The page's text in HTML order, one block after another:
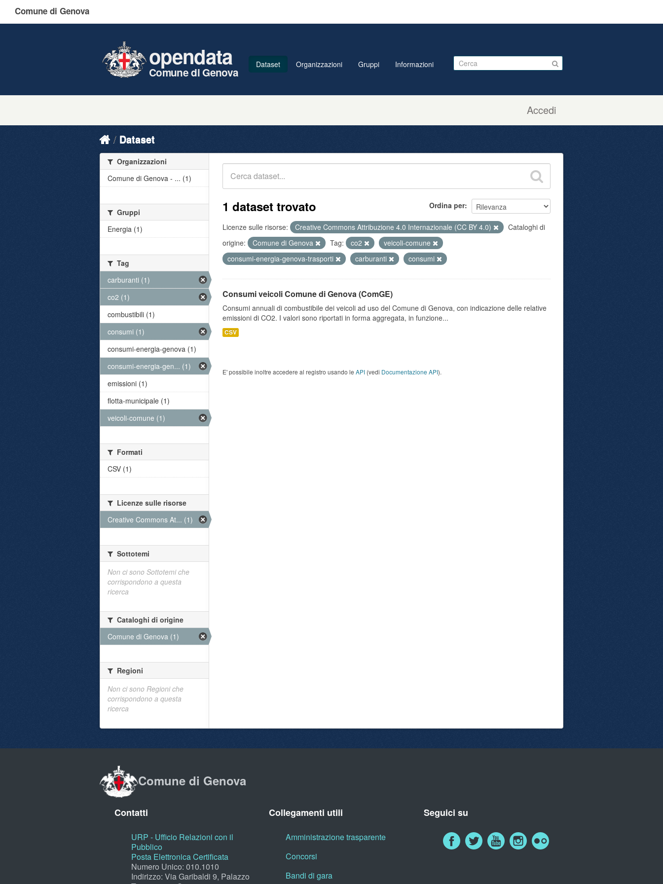
Comune di Genova
Accedi
opendata
Comune di Genova
Dataset Organizzazioni Gruppi Informazioni
Dataset
Ordina per
1 dataset trovato
Licenze sulle risorse: Creative Commons Attribuzione 4.0 Internazionale (CC BY 4.0)
Cataloghi di
origine:
Comune di Genova Tag: co2
veicoli-comune
consumi-energia-genova-trasporti
carburanti consumi
Consumi veicoli Comune di Genova (ComGE)
Consumi annuali di combustibile dei veicoli ad uso del Comune di Genova, con indicazione delle relative
emissioni di CO2. I valori sono riportati in forma aggregata, in funzione...
CSV
E' possibile inoltre accedere al registro usando le API (vedi Documentazione API).
Organizzazioni
Comune di Genova - ... (1)
Gruppi
Energia (1)
Tag
carburanti (1)
co2 (1)
combustibili (1)
consumi (1)
consumi-energia-genova (1)
consumi-energia-gen... (1)
emissioni (1)
flotta-municipale (1)
veicoli-comune (1)
Formati
CSV (1)
Licenze sulle risorse
Creative Commons At... (1)
Sottotemi
Non ci sono Sottotemi che
corrispondono a questa
ricerca
Cataloghi di origine
Comune di Genova (1)
Regioni
Non ci sono Regioni che
corrispondono a questa
ricerca
Comune di Genova
Contatti
URP - Ufficio Relazioni con il
Pubblico
Posta Elettronica Certificata
Numero Unico: 010.1010
Indirizzo: Via Garibaldi 9, Palazzo
Collegamenti utili
Amministrazione trasparente
Concorsi
Bandi di gara
Seguici su